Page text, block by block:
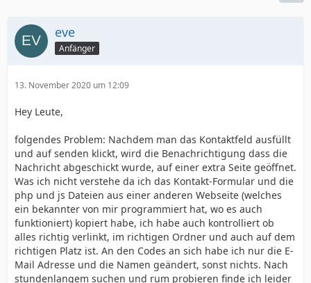
eve
Anfänger
13. November 2020 um 12:09
Hey Leute,
folgendes Problem: Nachdem man das Kontaktfeld ausfüllt
und auf senden klickt, wird die Benachrichtigung dass die
Nachricht abgeschickt wurde, auf einer extra Seite geöffnet.
Was ich nicht verstehe da ich das Kontakt-Formular und die
php und js Dateien aus einer anderen Webseite (welches
ein bekannter von mir programmiert hat, wo es auch
funktioniert) kopiert habe, ich habe auch kontrolliert ob
alles richtig verlinkt, im richtigen Ordner und auch auf dem
richtigen Platz ist. An den Codes an sich habe ich nur die E-
Mail Adresse und die Namen geändert, sonst nichts. Nach
stundenlangem suchen und rum probieren finde ich leider